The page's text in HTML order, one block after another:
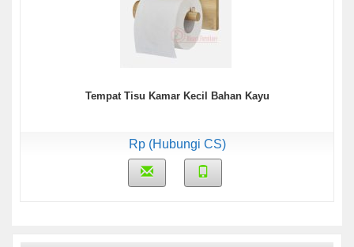
Tempat Tisu Kamar Kecil Bahan Kayu
Rp (Hubungi CS)